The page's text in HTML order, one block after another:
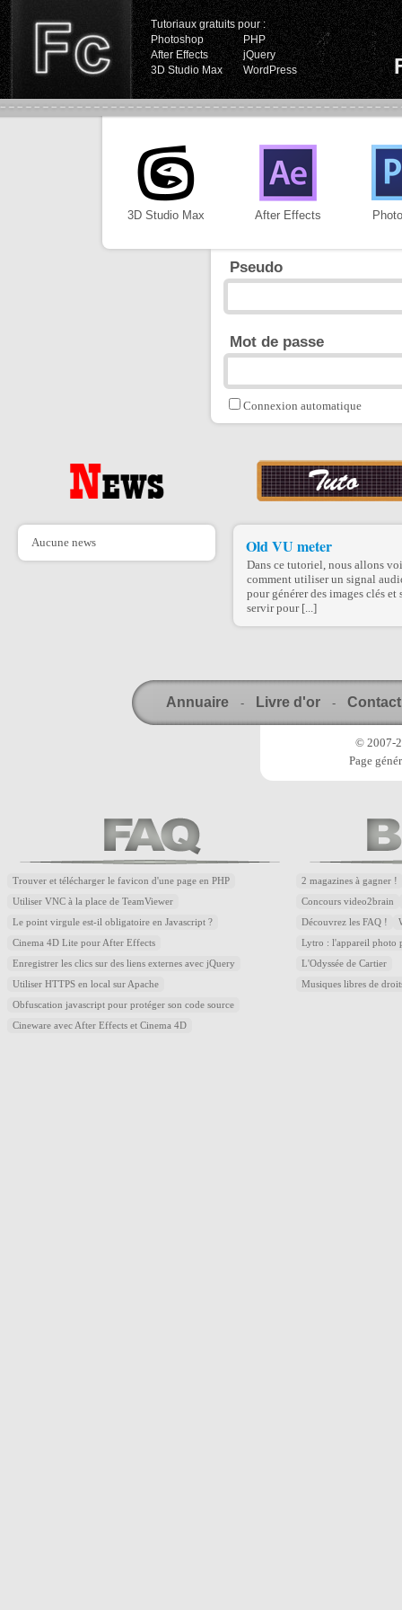
Tutoriaux gratuits pour :
Photoshop
PHP
After Effects
jQuery
3D Studio Max
WordPress
3D Studio Max After Effects
Pseudo
Mot de passe
Connexion automatique
Aucune news Old VU meter
Dans ce tutoriel, nous allons
comment utiliser un signal
pour générer des images clés et
servir pour [...]
Annuaire - Livre d'or - Contact
© 2007-
Page
Trouver et télécharger le favicon d'une page en PHP
Utiliser VNC à la place de TeamViewer
Le point virgule est-il obligatoire en Javascript ?
Cinema 4D Lite pour After Effects
Enregistrer les clics sur des liens externes avec jQuery
Utiliser HTTPS en local sur Apache
Obfuscation javascript pour protéger son code source
Cineware avec After Effects et Cinema 4D
2 magazines à gagner !
Concours video2brain
Découvrez les FAQ !
Lytro : l'appareil photo
L'Odyssée de Cartier
Musiques libres de